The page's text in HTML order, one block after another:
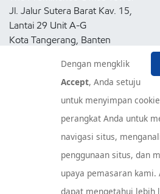
Jl. Jalur Sutera Barat Kav. 15,
Lantai 29 Unit A-G
Kota Tangerang, Banten
Pusat Layanan Konsumen
Dengan mengklik
Accept, Anda setuju
untuk menyimpan
perangkat Anda untuk
navigasi situs,
penggunaan situs, dan
upaya pemasaran kami.
dapat mengetahui lebih